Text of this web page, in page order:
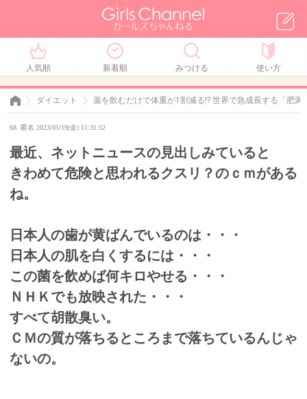
人気順 新着順 みつける 使い方
ダイエット 薬を飲むだけで体重が1割減る!? 世界で急成長する「肥
68. 匿名 2023/05/19(金) 11:31:52
最近、ネットニュースの見出しみていると
きわめて危険と思われるクスリ？のｃｍがある
ね。
日本人の歯が黄ばんでいるのは・・・
日本人の肌を白くするには・・・
この菌を飲めば何キロやせる・・・
ＮＨＫでも放映された・・・
すべて胡散臭い。
ＣＭの質が落ちるところまで落ちているんじゃ
ないの。